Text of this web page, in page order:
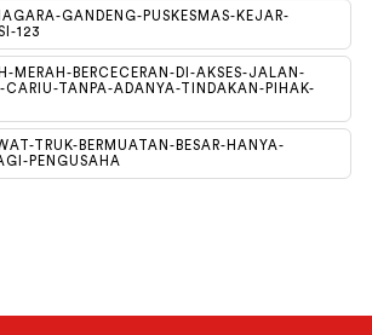
GANDENG-PUSKESMAS-KEJAR-
123
MERAH-BERCECERAN-DI-AKSES-JALAN-
TANPA-ADANYA-TINDAKAN-PIHAK-
TRUK-BERMUATAN-BESAR-HANYA-
PENGUSAHA